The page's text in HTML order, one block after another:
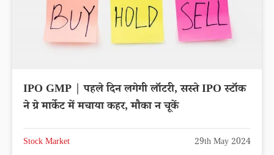
IPO GMP | पहले दिन लगेगी लॉटरी, सस्ते IPO स्टॉक
ने ग्रे मार्केट में मचाया कहर, मौका न चूकें
Stock Market 29th May 2024